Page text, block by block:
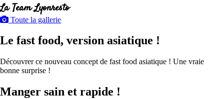
La Team Lyonresto
Toute la gallerie
Le fast food, version asiatique !
Découvrer ce nouveau concept de fast food asiatique ! Une vraie
bonne surprise !
Manger sain et rapide !